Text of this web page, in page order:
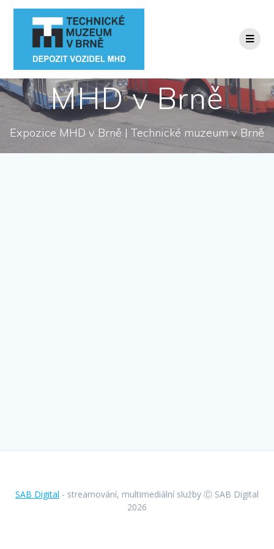
Přeskočit
MHD v Brně
Expozice MHD v Brně | Technické muzeum v Brně
SAB Digital - streamování, multimediální služby Ⓒ SAB Digital
2026